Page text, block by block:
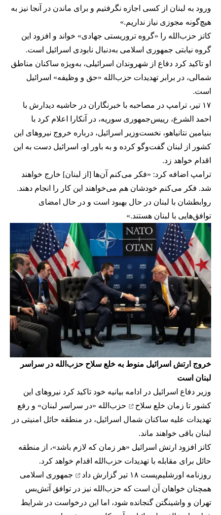
ورود به لبنان از کسی اجازه نگرفتیم و برای ماندن در آنجا نیز به
هیچ‌گونه مجوزی نیاز نداریم.»
کاتز حزب‌الله را «گروه تروریستی جهادی» خواند و افزود این
گروه نیابتی جمهوری اسلامی به‌دنبال نابودی اسرائیل است.
او تاکید کرد دفاع از شهروندان اسرائیلی، به‌ویژه ساکنان مناطق
شمالی، در برابر تهدیدات حزب‌الله «حق و وظیفه» اسرائیل
است.
۱۷ تیر، ترامپ در مصاحبه با خبرنگاران در حاشیه دیدارش با
احمد الشرع، رییس‌جمهوری سوریه، در آنکارا اعلام کرد با
بنیامین نتانیاهو، نخست‌وزیر اسرائیل، درباره خروج نیروهای این
کشور از لبنان گفت‌وگو کرده و به باور او، اسرائیل دست به این
اقدام خواهد زد.
ترامپ اضافه کرد: «فکر می‌کنم آن‌ها [از لبنان] خارج خواهند
شد. فکر می‌کنم خودشان هم می‌خواهند این کار را انجام دهند.
روابطشان با لبنان در حال بهبود است و در حال امضای
توافق‌هایی با لبنان هستند.»
خروج ارتش اسرائیل منوط به خلع سلاح حزب‌الله در سراسر
لبنان است
وزیر دفاع اسرائیل در ادامه بیانیه خود تاکید کرد نیروهای این
کشور تا زمان خلع سلاح
حزب‌الله «در سراسر لبنان» و رفع
تهدیدات علیه ساکنان شمال اسرائیل، در منطقه حائل امنیتی در
لبنان باقی خواهند ماند.
کاتز افزود ارتش اسرائیل «هر زمان که لازم باشد»، از منطقه
حائل برای مقابله با تهدیدات حزب‌الله اقدام خواهد کرد.
روزنامه اورشلیم‌پست ۱۸ تیر
گزارش داد
جمهوری اسلامی
همچنان خواهان آن است که حزب‌الله نیز در توافق آتش‌بس
تهران و واشینگتن گنجانده شود، اما این درخواست در شرایط